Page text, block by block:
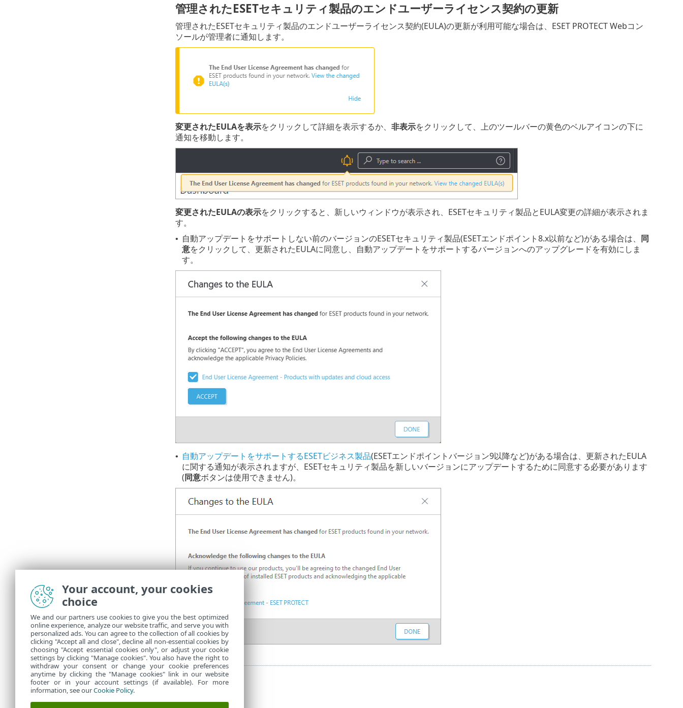
管理されたESETセキュリティ製品のエンドユーザーライセンス契約の更新
管理されたESETセキュリティ製品のエンドユーザーライセンス契約(EULA)の更新が利用可能な場合は、ESET PROTECT Webコン
ソールが管理者に通知します。
変更されたEULAを表示をクリックして詳細を表示するか、 非表示をクリックして、上のツールバーの黄色のベルアイコンの下に
通知を移動します。
変更されたEULAの表示をクリックすると、新しいウィンドウが表示され、ESETセキュリティ製品とEULA変更の詳細が表示されま
す。
• 自動アップデートをサポートしない前のバージョンのESETセキュリティ製品(ESETエンドポイント8.x以前など)がある場合は、 同
意をクリックして、更新されたEULAに同意し、自動アップデートをサポートするバージョンへのアップグレードを有効にしま
す。
• 自動アップデートをサポートするESETビジネス製品(ESETエンドポイントバージョン9以降など)がある場合は、更新されたEULA
に関する通知が表示されますが、ESETセキュリティ製品を新しいバージョンにアップデートするために同意する必要があります
(同意ボタンは使用できません)。
Your account, your cookies
choice
We and our partners use cookies to give you the best optimized
online experience, analyze our website traffic, and serve you with
personalized ads. You can agree to the collection of all cookies by
clicking "Accept all and close", decline all non-essential cookies by
choosing "Accept essential cookies only", or adjust your cookie
settings by clicking "Manage cookies". You also have the right to
withdraw your consent or change your cookie preferences
anytime by clicking the "Manage cookies" link in our website
footer or in your account settings (if available). For more
information, see ourCookie Policy.